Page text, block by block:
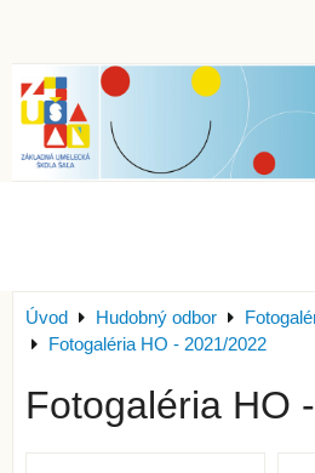
Úvod Hudobný odbor
Fotogaléria HO - 2021/2022
Fotogaléria HO